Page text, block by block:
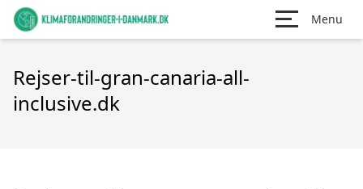
Menu
Rejser-til-gran-canaria-all-
inclusive.dk